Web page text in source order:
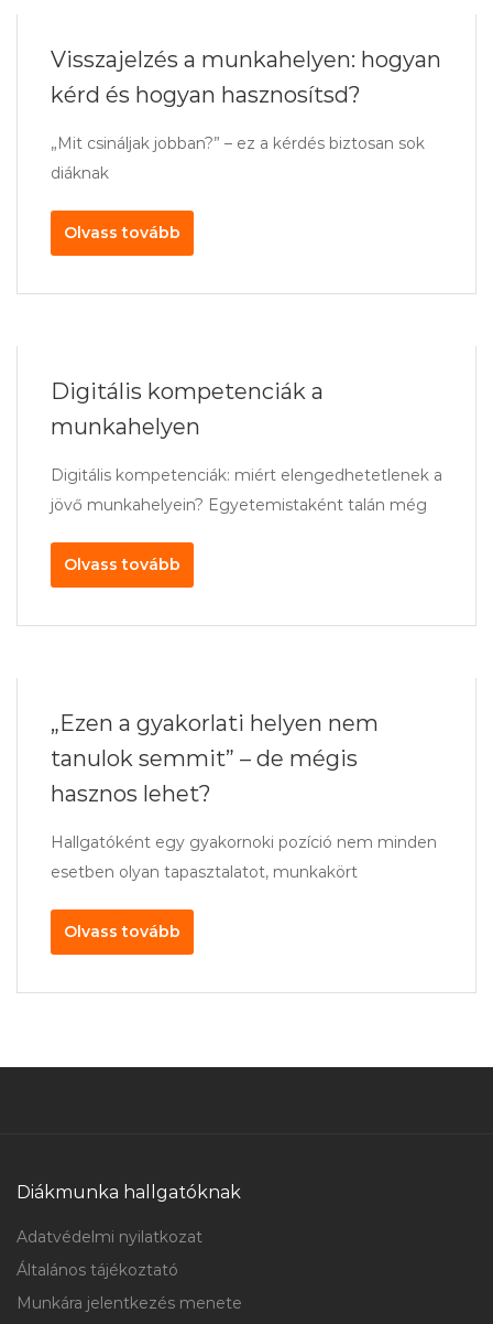
Visszajelzés a munkahelyen: hogyan
kérd és hogyan hasznosítsd?
„Mit csináljak jobban?” – ez a kérdés biztosan sok
diáknak
Olvass tovább
Digitális kompetenciák a
munkahelyen
Digitális kompetenciák: miért elengedhetetlenek a
jövő munkahelyein? Egyetemistaként talán még
Olvass tovább
„Ezen a gyakorlati helyen nem
tanulok semmit” – de mégis
hasznos lehet?
Hallgatóként egy gyakornoki pozíció nem minden
esetben olyan tapasztalatot, munkakört
Olvass tovább
Diákmunka hallgatóknak
Adatvédelmi nyilatkozat
Általános tájékoztató
Munkára jelentkezés menete